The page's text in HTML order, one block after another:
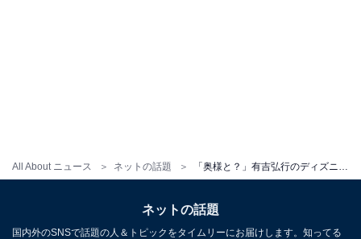
All About ニュース ネットの話題
ネットの話題
国内外のSNSで話題の人＆トピックをタイムリーにお届けします。知ってる